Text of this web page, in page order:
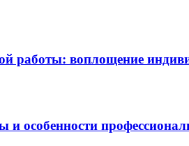
работы: воплощение
особенности